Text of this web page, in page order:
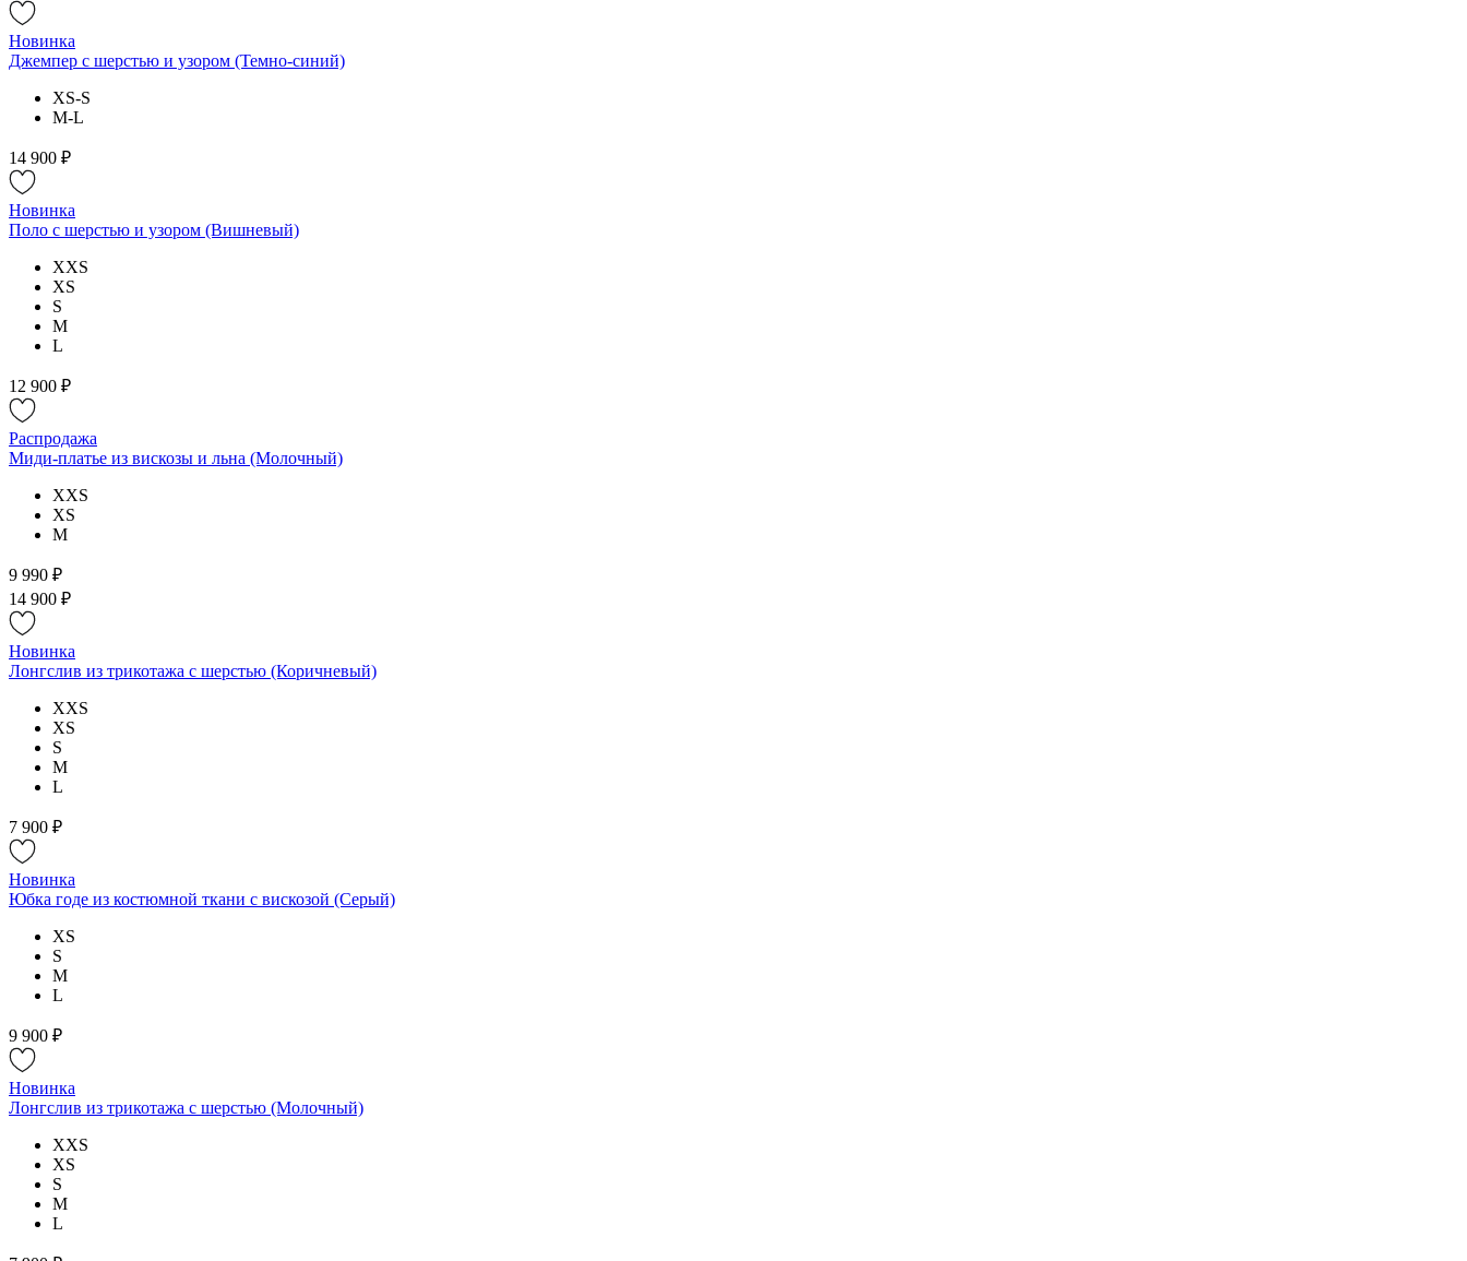
Новинка
Джемпер с шерстью и узором (Темно-синий)
XS-S
M-L
14 900 ₽
Новинка
Поло с шерстью и узором (Вишневый)
XXS
XS
S
M
L
12 900 ₽
Распродажа
Миди-платье из вискозы и льна (Молочный)
XXS
XS
M
9 990 ₽
14 900 ₽
Новинка
Лонгслив из трикотажа с шерстью (Коричневый)
XXS
XS
S
M
L
7 900 ₽
Новинка
Юбка годе из костюмной ткани с вискозой (Серый)
XS
S
M
L
9 900 ₽
Новинка
Лонгслив из трикотажа с шерстью (Молочный)
XXS
XS
S
M
L